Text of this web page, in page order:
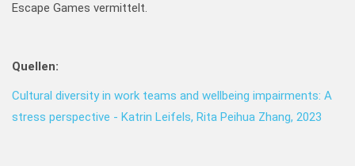
Escape Games vermittelt.
Quellen:
Cultural diversity in work teams and wellbeing impairments: A
stress perspective - Katrin Leifels, Rita Peihua Zhang, 2023